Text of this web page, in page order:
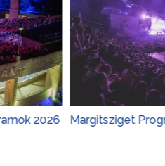
Margitsziget Programok